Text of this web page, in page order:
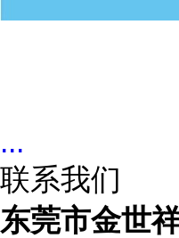
...
联系我们
东莞市金世